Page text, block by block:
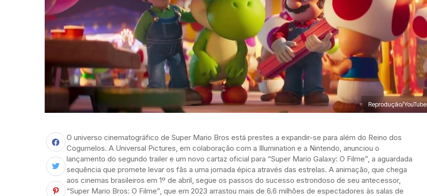
Reprodução/YouTube
O universo cinematográfico de Super Mario Bros está prestes a expandir-se para além do Reino dos
Cogumelos. A Universal Pictures, em colaboração com a Illumination e a Nintendo, anunciou o
lançamento do segundo trailer e um novo cartaz oficial para “Super Mario Galaxy: O Filme”, a aguardada
sequência que promete levar os fãs a uma jornada épica através das estrelas. A animação, que chega
aos cinemas brasileiros em 1º de abril, segue os passos do sucesso estrondoso de seu antecessor,
“Super Mario Bros: O Filme”, que em 2023 arrastou mais de 6.6 milhões de espectadores às salas de